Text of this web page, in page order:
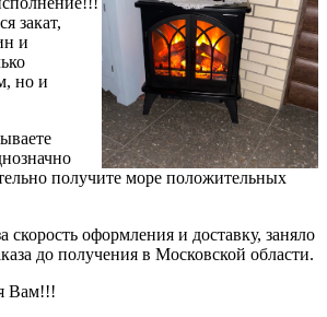
закат,
и
но и
получите море положительных
скорость оформления и доставку, заняло
до получения в Московской области.
Вам!!!